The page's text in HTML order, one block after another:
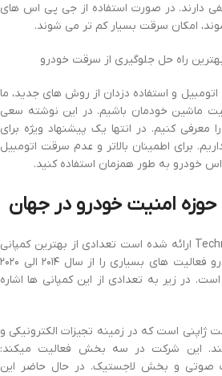
دارند. در صورت استفاده از جی پی اس های
امکان سرقت بسیار کم تر می شوند.
راه حل جلوگیری از سرقت خودرو
و استفاده دزدان از روش های جدید، ما
ماشین خودمان باشیم. در این نوشته سعی
معرفی کنیم. در انتها یک پیشنهاد ویژه برای
برای اطمینان بالاتر و عدم سرقت اتومبیل
خودرو به طور همزمان استفاده کنید.
حوزه امنیت خودرو در جهان
در مطلبی که در سایت Technavio ارائه شده است تعدادی از بهترین کمپانی
هایی که در حوزه امنیت خودرو فعالیت های بسیاری را از سال ۲۰۱۴ الی ۲۰۲۰
در زیر به تعدادی از این کمپانی ها اشاره
ژاپنی است که در زمینه تجیزات الکترونیکی و
این شرکت در سه بخش فعالیت میکند:
صوتی و بخش لاجستیک. در حال حاضر این